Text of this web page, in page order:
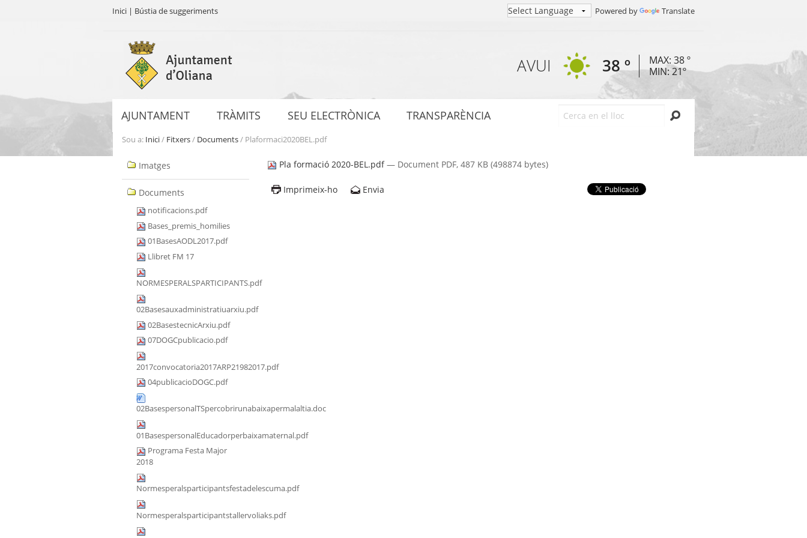
Inici | Bústia de suggeriments Powered by Translate
contingut.
navegació
AVUI 38 º
MAX: 38 º
MIN: 21º
AJUNTAMENT TRÀMITS SEU ELECTRÒNICA TRANSPARÈNCIA
Sou a: Inici/ Fitxers/ Documents/ Plaformaci2020BEL.pdf
Navegació
Imatges
Documents
notificacions.pdf
Bases_premis_homilies
01BasesAODL2017.pdf
Llibret FM 17
NORMESPERALSPARTICIPANTS.pdf
02Basesauxadministratiuarxiu.pdf
02BasestecnicArxiu.pdf
07DOGCpublicacio.pdf
2017convocatoria2017ARP21982017.pdf
04publicacioDOGC.pdf
02BasespersonalTSpercobrirunabaixapermalaltia.doc
01BasespersonalEducadorperbaixamaternal.pdf
Programa Festa Major
2018
Normesperalsparticipantsfestadelescuma.pdf
Normesperalsparticipantstallervoliaks.pdf
Pla formació 2020-BEL.pdf— Document PDF, 487 KB (498874 bytes)
Imprimeix-ho Envia